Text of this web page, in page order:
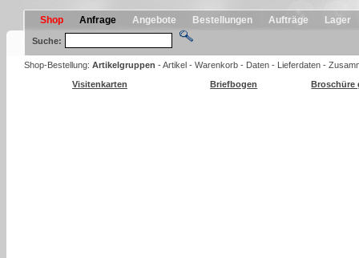
Shop Anfrage Angebote Bestellungen Aufträge Lager
Suche:
Shop-Bestellung: Artikelgruppen -Artikel - Warenkorb - Daten - Lieferdaten -
Visitenkarten
Briefbogen Broschüre